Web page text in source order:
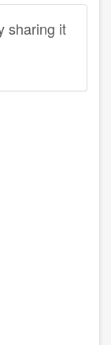
sharing it